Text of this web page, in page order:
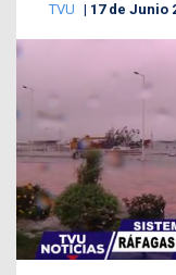
TVU 17 de Junio